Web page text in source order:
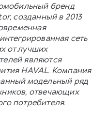
бренд
созданный в 2013
сеть
от лучших
являются
HAVAL. Компания
модельный ряд
отвечающих
потребителя.